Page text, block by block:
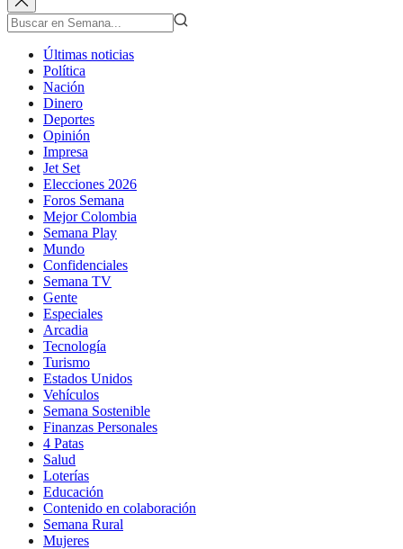
Últimas noticias
Política
Nación
Dinero
Deportes
Opinión
Impresa
Jet Set
Elecciones 2026
Foros Semana
Mejor Colombia
Semana Play
Mundo
Confidenciales
Semana TV
Gente
Especiales
Arcadia
Tecnología
Turismo
Estados Unidos
Vehículos
Semana Sostenible
Finanzas Personales
4 Patas
Salud
Loterías
Educación
Contenido en colaboración
Semana Rural
Mujeres